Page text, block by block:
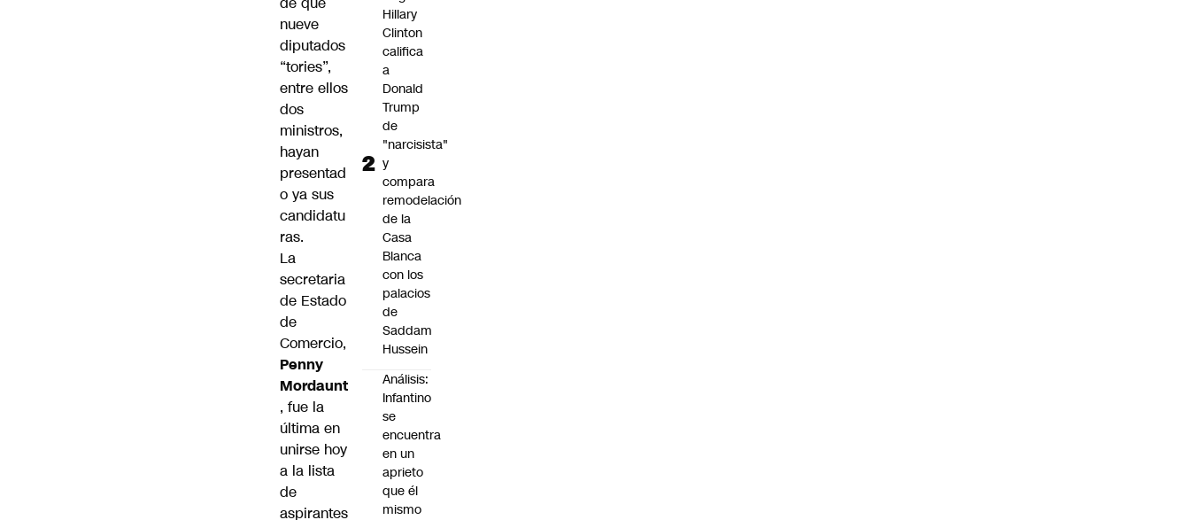
nueve
diputados
“tories”,
entre ellos
dos
ministros,
hayan
presentad
o ya sus
candidatu
ras.
La
secretaria
de Estado
de
Comercio,
Penny
Mordaunt
, fue la
última en
unirse hoy
a la lista
de
aspirantes
Hillary
Clinton
califica
a
Donald
Trump
de
"narcisista"
y
compara
remodelación
de la
Casa
Blanca
con los
palacios
de
Saddam
Hussein
Análisis:
Infantino
se
encuentra
en un
aprieto
que él
mismo